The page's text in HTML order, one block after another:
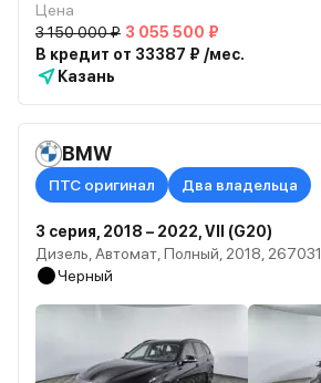
Цена
3 150 000 ₽ 3 055 500 ₽
В кредит от 33387 ₽ /мес.
Казань
BMW
ПТС оригинал Два владельца
3 серия, 2018 – 2022, VII (G20)
Дизель, Автомат, Полный, 2018, 267031
Черный